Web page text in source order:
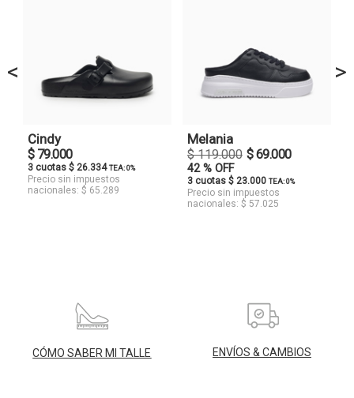
<
Cindy
$ 79.000
3 cuotas $ 26.334TEA: 0%
Precio sin impuestos
nacionales: $ 65.289
Melania
$ 119.000 $ 69.000
42 % OFF
3 cuotas $ 23.000 TEA: 0%
Precio sin impuestos
nacionales: $ 57.025
>
CÓMO SABER MI TALLE ENVÍOS & CAMBIOS